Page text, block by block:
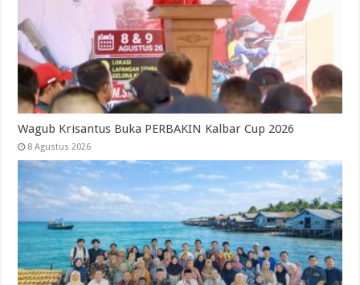
Wagub Krisantus Buka PERBAKIN Kalbar Cup 2026
8 Agustus 2026